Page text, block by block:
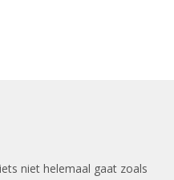
niet helemaal gaat zoals